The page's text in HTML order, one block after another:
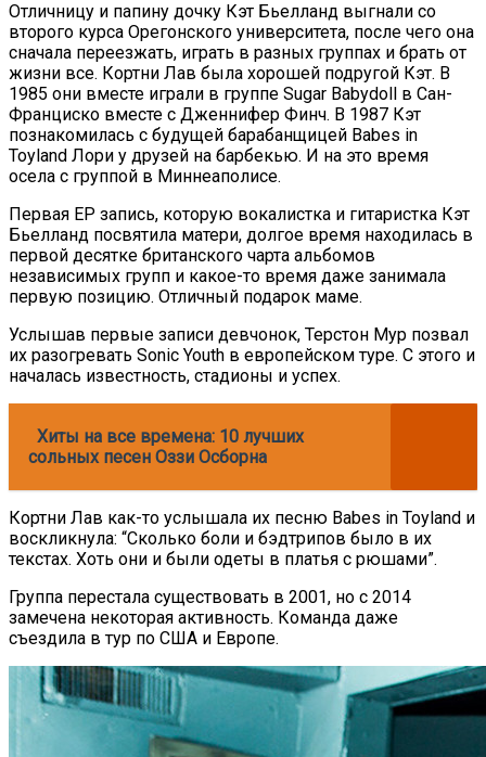
Отличницу и папину дочку Кэт Бьелланд выгнали со
второго курса Орегонского университета, после чего она
сначала переезжать, играть в разных группах и брать от
жизни все. Кортни Лав была хорошей подругой Кэт. В
1985 они вместе играли в группе Sugar Babydoll в Сан-
Франциско вместе с Дженнифер Финч. В 1987 Кэт
познакомилась с будущей барабанщицей Babes in
Toyland Лори у друзей на барбекью. И на это время
осела с группой в Миннеаполисе.
Первая ЕР запись, которую вокалистка и гитаристка Кэт
Бьелланд посвятила матери, долгое время находилась в
первой десятке британского чарта альбомов
независимых групп и какое-то время даже занимала
первую позицию. Отличный подарок маме.
Услышав первые записи девчонок, Терстон Мур позвал
их разогревать Sonic Youth в европейском туре. С этого и
началась известность, стадионы и успех.
Хиты на все времена: 10 лучших
сольных песен Оззи Осборна
Кортни Лав как-то услышала их песню Babes in Toyland и
воскликнула: “Сколько боли и бэдтрипов было в их
текстах. Хоть они и были одеты в платья с рюшами”.
Группа перестала существовать в 2001, но с 2014
замечена некоторая активность. Команда даже
съездила в тур по США и Европе.